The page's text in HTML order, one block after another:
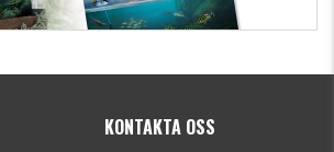
(julkalender)KONTAKTA OSS